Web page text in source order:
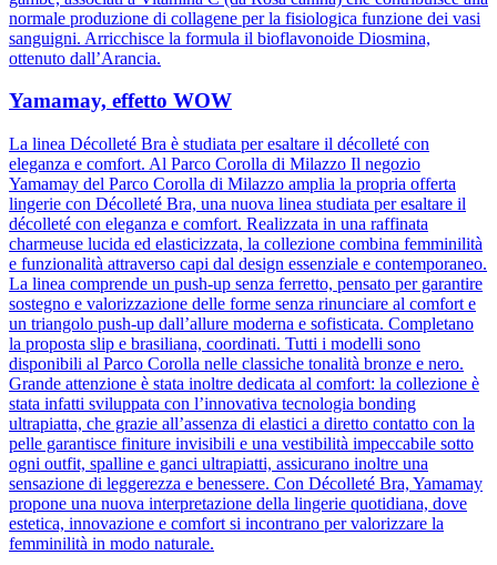
normale produzione di collagene per la fisiologica funzione dei vasi
sanguigni. Arricchisce la formula il bioflavonoide Diosmina,
ottenuto dall’Arancia.
Yamamay, effetto WOW
La linea Décolleté Bra è studiata per esaltare il décolleté con
eleganza e comfort. Al Parco Corolla di Milazzo Il negozio
Yamamay del Parco Corolla di Milazzo amplia la propria offerta
lingerie con Décolleté Bra, una nuova linea studiata per esaltare il
décolleté con eleganza e comfort. Realizzata in una raffinata
charmeuse lucida ed elasticizzata, la collezione combina femminilità
e funzionalità attraverso capi dal design essenziale e contemporaneo.
La linea comprende un push-up senza ferretto, pensato per garantire
sostegno e valorizzazione delle forme senza rinunciare al comfort e
un triangolo push-up dall’allure moderna e sofisticata. Completano
la proposta slip e brasiliana, coordinati. Tutti i modelli sono
disponibili al Parco Corolla nelle classiche tonalità bronze e nero.
Grande attenzione è stata inoltre dedicata al comfort: la collezione è
stata infatti sviluppata con l’innovativa tecnologia bonding
ultrapiatta, che grazie all’assenza di elastici a diretto contatto con la
pelle garantisce finiture invisibili e una vestibilità impeccabile sotto
ogni outfit, spalline e ganci ultrapiatti, assicurano inoltre una
sensazione di leggerezza e benessere. Con Décolleté Bra, Yamamay
propone una nuova interpretazione della lingerie quotidiana, dove
estetica, innovazione e comfort si incontrano per valorizzare la
femminilità in modo naturale.